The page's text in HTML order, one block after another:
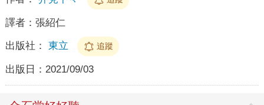
譯者： 張紹仁
出版社： 東立 追蹤
出版日： 2021/09/03